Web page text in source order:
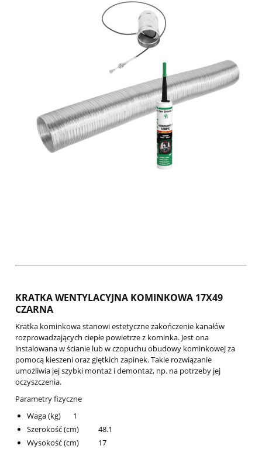
KRATKA WENTYLACYJNA KOMINKOWA 17X49
CZARNA
Kratka kominkowa stanowi estetyczne zakończenie kanałów
rozprowadzających ciepłe powietrze z kominka. Jest ona
instalowana w ścianie lub w czopuchu obudowy kominkowej za
pomocą kieszeni oraz giętkich zapinek. Takie rozwiązanie
umożliwia jej szybki montaż i demontaż, np. na potrzeby jej
oczyszczenia.
Parametry fizyczne
Waga (kg) 1
Szerokość (cm) 48.1
Wysokość (cm) 17